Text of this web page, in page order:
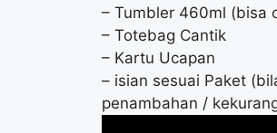
– Tumbler 460ml (bisa
– Totebag Cantik
– Kartu Ucapan
– isian sesuai Paket
penambahan /